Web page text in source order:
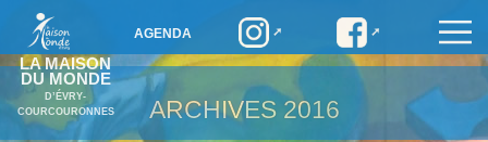
LA MAISON
DU MONDE
D’ÉVRY-
COURCOURONNES
AGENDA
ARCHIVES 2016